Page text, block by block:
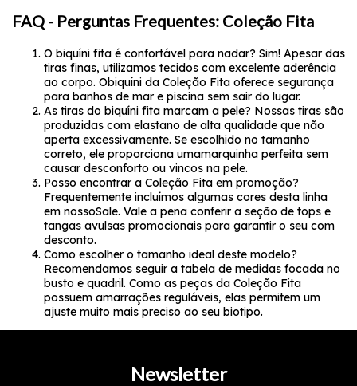
FAQ - Perguntas Frequentes: Coleção Fita
O biquíni fita é confortável para nadar? Sim! Apesar das
tiras finas, utilizamos tecidos com excelente aderência
ao corpo. Obiquíni da Coleção Fita oferece segurança
para banhos de mar e piscina sem sair do lugar.
As tiras do biquíni fita marcam a pele? Nossas tiras são
produzidas com elastano de alta qualidade que não
aperta excessivamente. Se escolhido no tamanho
correto, ele proporciona umamarquinha perfeita sem
causar desconforto ou vincos na pele.
Posso encontrar a Coleção Fita em promoção?
Frequentemente incluímos algumas cores desta linha
em nossoSale. Vale a pena conferir a seção de tops e
tangas avulsas promocionais para garantir o seu com
desconto.
Como escolher o tamanho ideal deste modelo?
Recomendamos seguir a tabela de medidas focada no
busto e quadril. Como as peças da Coleção Fita
possuem amarrações reguláveis, elas permitem um
ajuste muito mais preciso ao seu biotipo.
Newsletter